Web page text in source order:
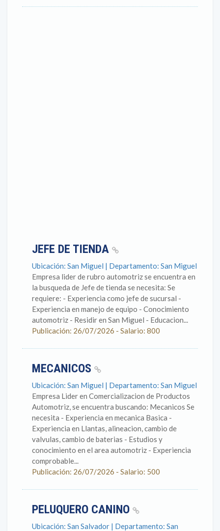
JEFE DE TIENDA
Ubicación: San Miguel | Departamento: San Miguel
Empresa lider de rubro automotriz se encuentra en
la busqueda de Jefe de tienda se necesita: Se
requiere: - Experiencia como jefe de sucursal -
Experiencia en manejo de equipo - Conocimiento
automotriz - Residir en San Miguel - Educacion...
Publicación: 26/07/2026 - Salario: 800
MECANICOS
Ubicación: San Miguel | Departamento: San Miguel
Empresa Lider en Comercializacion de Productos
Automotriz, se encuentra buscando: Mecanicos Se
necesita - Experiencia en mecanica Basica -
Experiencia en Llantas, alineacion, cambio de
valvulas, cambio de baterias - Estudios y
conocimiento en el area automotriz - Experiencia
comprobable...
Publicación: 26/07/2026 - Salario: 500
PELUQUERO CANINO
Ubicación: San Salvador | Departamento: San